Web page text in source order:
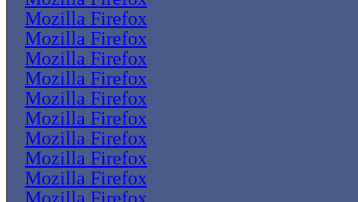
Mozilla Firefox
Mozilla Firefox
Mozilla Firefox
Mozilla Firefox
Mozilla Firefox
Mozilla Firefox
Mozilla Firefox
Mozilla Firefox
Mozilla Firefox